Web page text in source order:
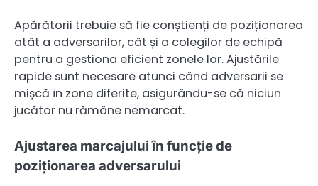
Apărătorii trebuie să fie conștienți de poziționarea
atât a adversarilor, cât și a colegilor de echipă
pentru a gestiona eficient zonele lor. Ajustările
rapide sunt necesare atunci când adversarii se
mișcă în zone diferite, asigurându-se că niciun
jucător nu rămâne nemarcat.
Ajustarea marcajului în funcție de
poziționarea adversarului